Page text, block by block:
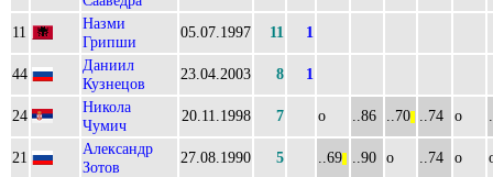
11
Назми
Грипши
05.07.1997 11 1
44
Даниил
Кузнецов
23.04.2003 8 1
24
Никола
Чумич
20.11.1998 7 о ..86 ..70 ..74 о
21
Александр
Зотов
27.08.1990 5 ..69 ..90 о ..74 о